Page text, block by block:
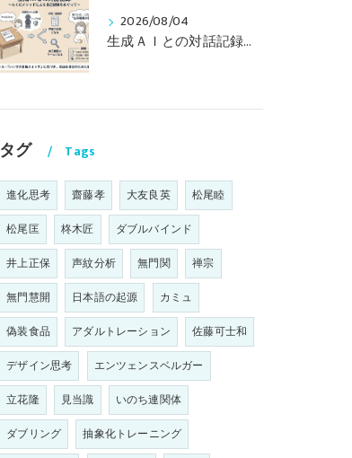
2026/08/04
生成ＡＩとの対話記録（その２） 〜らくだメソッドによる自己観察をめぐって〜
タグ Tags
進化思考 齋藤孝 大友良英
松尾睦
松尾匡
柊木匠
ダブルバインド
井上正保
声紋分析 無門関
禅宗
無門慧開
日本語の起源
カミュ
偽装食品
アダルトレーション
佐藤可士和
デザイン思考
エンツェンスベルガー
立花隆
見当識
いのち連関体
ダブリング
抽象化トレーニング